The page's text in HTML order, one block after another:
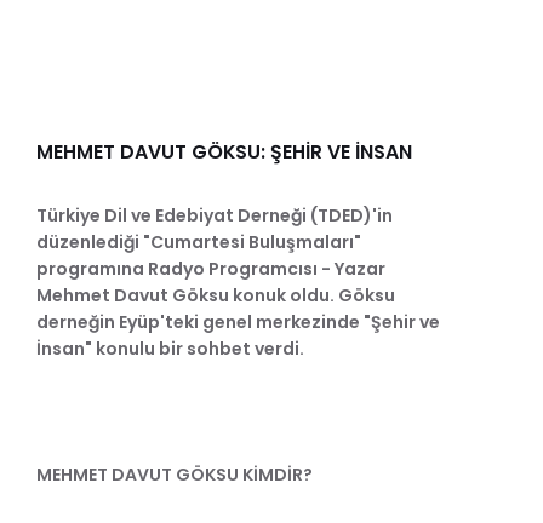
MEHMET DAVUT GÖKSU: ŞEHİR VE İNSAN
Türkiye Dil ve Edebiyat Derneği (TDED)'in
düzenlediği "Cumartesi Buluşmaları"
programına Radyo Programcısı - Yazar
Mehmet Davut Göksu konuk oldu. Göksu
derneğin Eyüp'teki genel merkezinde "Şehir ve
İnsan" konulu bir sohbet verdi.
MEHMET DAVUT GÖKSU KİMDİR?